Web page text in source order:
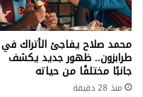
محمد صلاح يفاجئ الأتراك في
طرابزون.. ظهور جديد يكشف
جانبًا مختلفًا من حياته
منذ 28 دقيقة